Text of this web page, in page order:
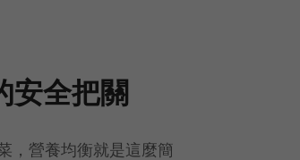
安全把關
，營養均衡就是這麼簡